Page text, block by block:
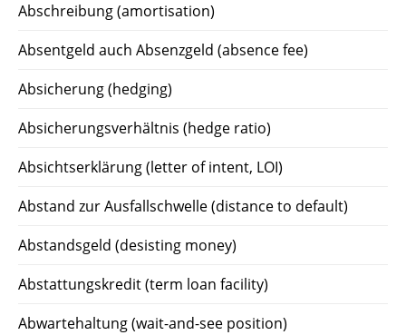
Abschreibung (amortisation)
Absentgeld auch Absenzgeld (absence fee)
Absicherung (hedging)
Absicherungsverhältnis (hedge ratio)
Absichtserklärung (letter of intent, LOI)
Abstand zur Ausfallschwelle (distance to default)
Abstandsgeld (desisting money)
Abstattungskredit (term loan facility)
Abwartehaltung (wait-and-see position)